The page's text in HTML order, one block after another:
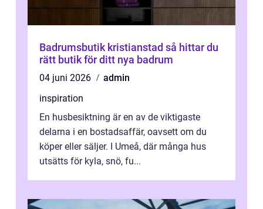
Badrumsbutik kristianstad så hittar du
rätt butik för ditt nya badrum
04 juni 2026
admin
inspiration
En husbesiktning är en av de viktigaste
delarna i en bostadsaffär, oavsett om du
köper eller säljer. I Umeå, där många hus
utsätts för kyla, snö, fu...